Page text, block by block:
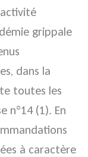
grippale
dans la
toutes les
n°14 (1). En
à caractère